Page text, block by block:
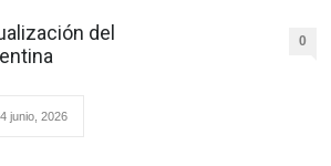
del
0
junio, 2026